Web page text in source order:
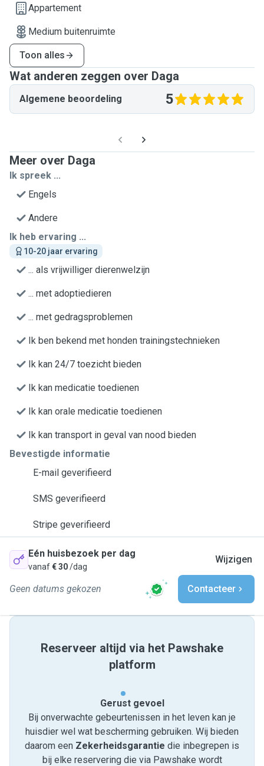
Appartement
Medium buitenruimte
Toon alles
Wat anderen zeggen over Daga
Algemene beoordeling 5
Meer over Daga
Ik spreek ...
Engels
Andere
Ik heb ervaring ...
10-20 jaar ervaring
... als vrijwilliger dierenwelzijn
... met adoptiedieren
... met gedragsproblemen
Ik ben bekend met honden trainingstechnieken
Ik kan 24/7 toezicht bieden
Ik kan medicatie toedienen
Ik kan orale medicatie toedienen
Ik kan transport in geval van nood bieden
Bevestigde informatie
E-mail geverifieerd
SMS geverifieerd
Stripe geverifieerd
Eén huisbezoek per dag
vanaf€ 30/dag
Wijzigen
Geen datums gekozen Contacteer
Reserveer altijd via het Pawshake
platform
Gerust gevoel
Bij onverwachte gebeurtenissen in het leven kan je
huisdier wel wat bescherming gebruiken. Wij bieden
daarom een Zekerheidsgarantie die inbegrepen is
bij elke reservering die via Pawshake wordt